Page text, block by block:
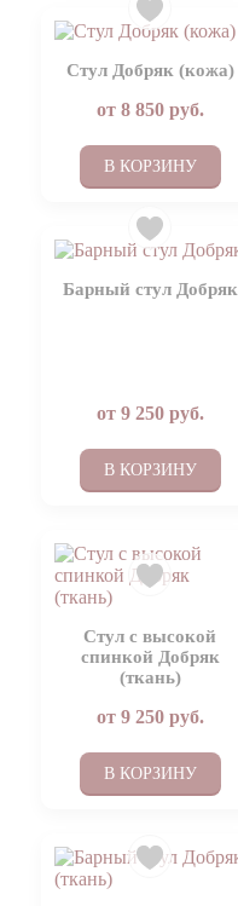
Стул Добряк (кожа)
от 8 850руб.
В КОРЗИНУ
Барный стул Добряк
от 9 250руб.
В КОРЗИНУ
Стул с высокой
спинкой Добряк
(ткань)
от 9 250руб.
В КОРЗИНУ